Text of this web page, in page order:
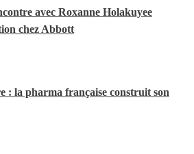
avec Roxanne Holakuyee
chez Abbott
: la pharma française construit son